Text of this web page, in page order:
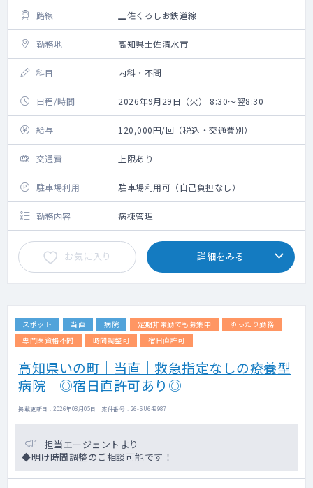
路線 土佐くろしお鉄道線
勤務地 高知県土佐清水市
科目 内科・不問
日程/時間 2026年9月29日（火） 8:30～翌8:30
給与 120,000円/回（税込・交通費別）
交通費 上限あり
駐車場利用 駐車場利用可（自己負担なし）
勤務内容 病棟管理
お気に入り 詳細をみる
スポット 当直 病院 定期非常勤でも募集中
ゆったり勤務
専門医資格不問
時間調整可 宿日直許可
高知県いの町｜当直｜救急指定なしの療養型
病院 ◎宿日直許可あり◎
掲載更新日 : 2026年08月05日 案件番号 : 26-SU649987
担当エージェントより
◆明け時間調整のご相談可能です！